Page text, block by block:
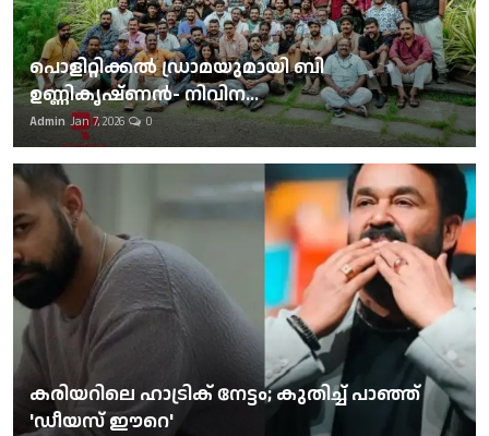
പൊളിറ്റിക്കല്‍ ഡ്രാമയുമായി ബി
ഉണ്ണികൃഷ്ണന്‍- നിവിന...
Admin Jan 7, 2026 0
കരിയറിലെ ഹാട്രിക് നേട്ടം; കുതിച്ച് പാഞ്ഞ്
'ഡീയസ് ഈറെ'